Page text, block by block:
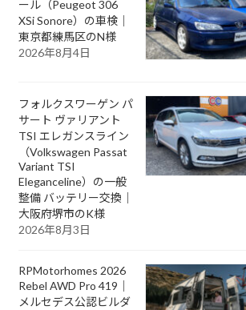
ール（Peugeot 306
XSi Sonore）の車検｜
東京都練馬区のN様
2026年8月4日
フォルクスワーゲン パ
サート ヴァリアント
TSI エレガンスライン
（Volkswagen Passat
Variant TSI
Eleganceline）の一般
整備 バッテリー交換｜
大阪府堺市のK様
2026年8月3日
RPMotorhomes 2026
Rebel AWD Pro 419｜
メルセデス公認ビルダ